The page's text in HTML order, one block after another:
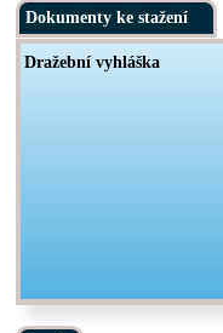
Dokumenty ke stažení
Dražební vyhláška